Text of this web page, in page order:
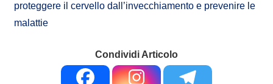
proteggere il cervello dall’invecchiamento e prevenire le
malattie
Condividi Articolo